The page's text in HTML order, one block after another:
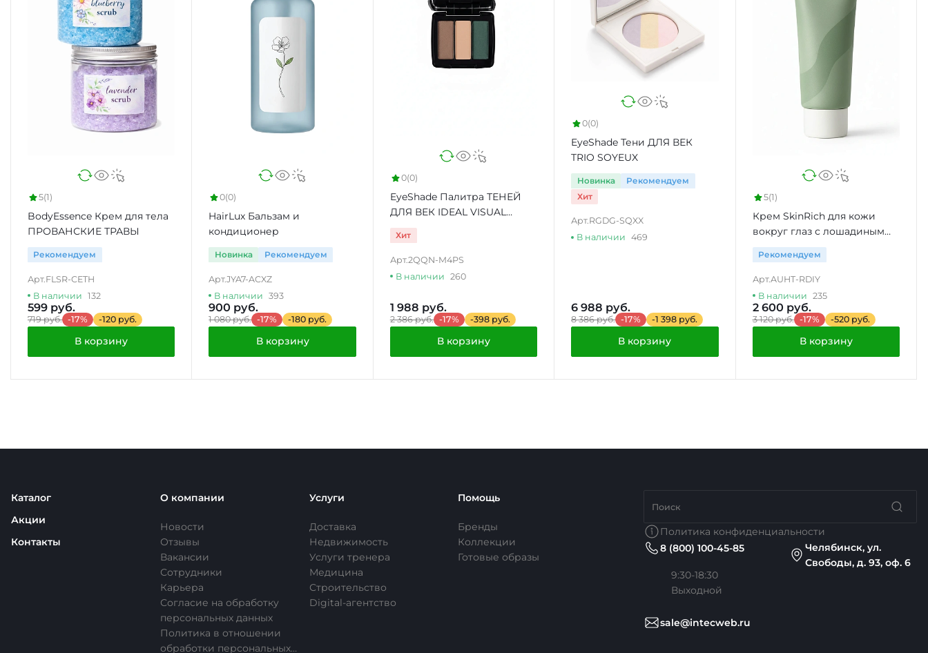
5(1)
BodyEssence Крем для тела
ПРОВАНСКИЕ ТРАВЫ
Рекомендуем
Арт. FLSR-CETH
В наличии 132
599 руб.
719 руб. -17% -120 руб.
В корзину
0(0)
HairLux Бальзам и
кондиционер
Новинка Рекомендуем
Арт.JYA7-ACXZ
В наличии
393
900 руб.
1 080 руб. -17% -180 руб.
В корзину
0(0)
EyeShade Палитра ТЕНЕЙ
ДЛЯ ВЕК IDEAL VISUAL
MULTI COLOR EYE SHADOW
Хит
Арт.2QQN-M4PS
В наличии 260
1 988 руб.
2 386 руб. -17% -398 руб.
В корзину
0(0)
EyeShade Тени ДЛЯ ВЕК
TRIO SOYEUX
Новинка
Рекомендуем
Хит
Арт.RGDG-SQXX
В наличии
469
6 988 руб.
8 386 руб. -17% -1 398 руб.
В корзину
5(1)
Крем SkinRich для кожи
вокруг глаз с лошадиным
маслом для сухой кожи
Рекомендуем
Арт.AUHT-RDIY
В наличии 235
2 600 руб.
3 120 руб. -17% -520 руб.
В корзину
Каталог
Акции
Контакты
О компании
Новости
Отзывы
Вакансии
Сотрудники
Карьера
Согласие на обработку
персональных данных
Политика в отношении
обработки персональных
Услуги
Доставка
Недвижимость
Услуги тренера
Медицина
Строительство
Digital-агентство
Помощь
Бренды
Коллекции
Готовые образы
Политика конфиденциальности
8 (800) 100-45-85
9:30-18:30
Выходной
Челябинск, ул.
Свободы, д. 93, оф. 6
sale@intecweb.ru